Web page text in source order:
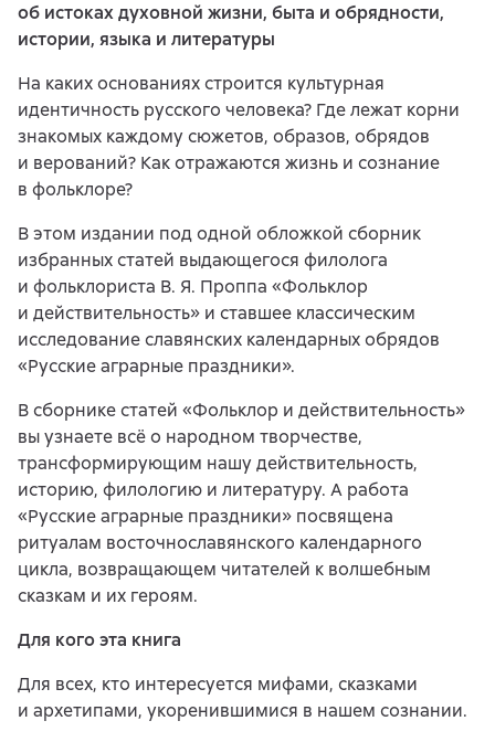
об истоках духовной жизни, быта и обрядности,
истории, языка и литературы
На каких основаниях строится культурная
идентичность русского человека? Где лежат корни
знакомых каждому сюжетов, образов, обрядов
и верований? Как отражаются жизнь и сознание
в фольклоре?
В этом издании под одной обложкой сборник
избранных статей выдающегося филолога
и фольклориста В. Я. Проппа «Фольклор
и действительность» и ставшее классическим
исследование славянских календарных обрядов
«Русские аграрные праздники».
В сборнике статей «Фольклор и действительность»
вы узнаете всё о народном творчестве,
трансформирующим нашу действительность,
историю, филологию и литературу. А работа
«Русские аграрные праздники» посвящена
ритуалам восточнославянского календарного
цикла, возвращающем читателей к волшебным
сказкам и их героям.
Для кого эта книга
Для всех, кто интересуется мифами, сказками
и архетипами, укоренившимися в нашем сознании.